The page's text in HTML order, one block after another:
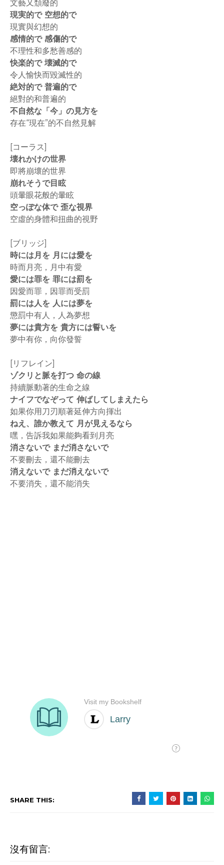
文藝又頹廢的
現実的で 空想的で
現實與幻想的
感情的で 感傷的で
不理性和多愁善感的
快楽的で 壊滅的で
令人愉快而毀滅性的
絶対的で 普遍的で
絕對的和普遍的
不自然な「今」の見方を
存在“現在”的不自然見解
[コーラス]
壊れかけの世界
即將崩壞的世界
崩れそうで目眩
頭暈眼花般的暈眩
空っぽな体で 歪な視界
空虛的身體和扭曲的視野
[ブリッジ]
時には月を 月には愛を
時而月亮，月中有愛
愛には罪を 罪には罰を
因愛而罪，因罪而受罰
罰には人を 人には夢を
懲罰中有人，人為夢想
夢には貴方を 貴方には誓いを
夢中有你，向你發誓
[リフレイン]
ゾクリと脈を打つ 命の線
持續脈動著的生命之線
ナイフでなぞって 伸ばしてしまえたら
如果你用刀刃順著延伸方向揮出
ねえ、誰か教えて 月が見えるなら
嘿，告訴我如果能夠看到月亮
消さないで まだ消さないで
不要刪去，還不能刪去
消えないで まだ消えないで
不要消失，還不能消失
SHARE THIS:
沒有留言: